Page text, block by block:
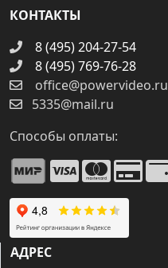
КОНТАКТЫ
8 (495) 204-27-54
8 (495) 769-76-28
office@powervideo.ru
5335@mail.ru
Способы оплаты:
АДРЕС